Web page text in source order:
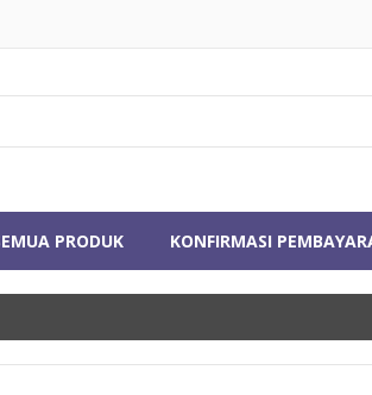
PRODUK KONFIRMASI